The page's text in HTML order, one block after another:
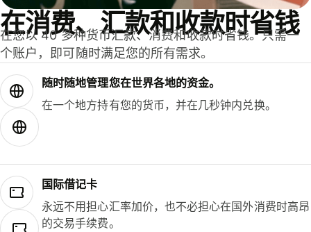
在消费、汇款和收款时省钱
在您以 40 多种货币汇款、消费和收款时省钱。只需一
个账户，即可随时满足您的所有需求。
随时随地管理您在世界各地的资金。
在一个地方持有您的货币，并在几秒钟内兑换。
国际借记卡
永远不用担心汇率加价，也不必担心在国外消费时高昂
的交易手续费。